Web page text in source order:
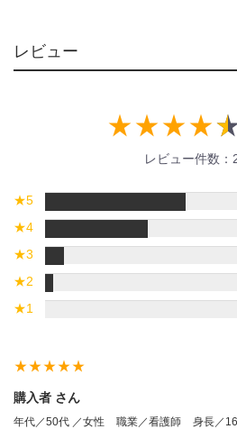
レビュー
star_rate star_rate star_rate star_rate
レビュー件数：
★5
★4
★3
★2
★1
star_ratestar_ratestar_ratestar_ratestar_rate
購入者 さん
年代／50代 ／女性 職業／看護師 身長／